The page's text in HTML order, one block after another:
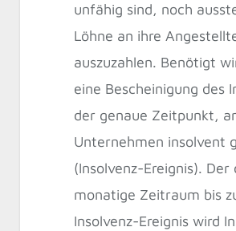
unfähig sind, noch
Löhne an ihre
auszuzahlen. Benötigt
eine Bescheinigung des
der genaue Zeitpunkt,
Unternehmen insolvent
(Insolvenz-Ereignis). Der
monatige Zeitraum bis
Insolvenz-Ereignis wird